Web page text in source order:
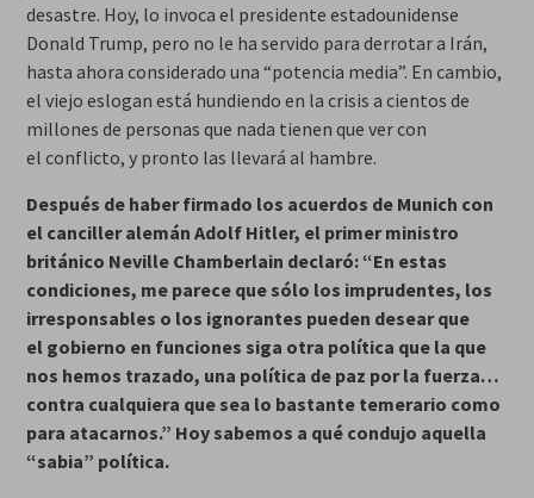
desastre. Hoy, lo invoca el presidente estadounidense
Donald Trump, pero no le ha servido para derrotar a Irán,
hasta ahora considerado una “potencia media”. En cambio,
el viejo eslogan está hundiendo en la crisis a cientos de
millones de personas que nada tienen que ver con
el conflicto, y pronto las llevará al hambre.
Después de haber firmado los acuerdos de Munich con
el canciller alemán Adolf Hitler, el primer ministro
británico Neville Chamberlain declaró: “En estas
condiciones, me parece que sólo los imprudentes, los
irresponsables o los ignorantes pueden desear que
el gobierno en funciones siga otra política que la que
nos hemos trazado, una política de paz por la fuerza…
contra cualquiera que sea lo bastante temerario como
para atacarnos.” Hoy sabemos a qué condujo aquella
“sabia” política.